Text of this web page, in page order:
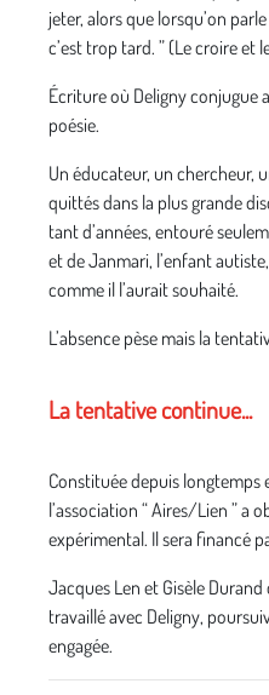
jeter, alors que lorsqu’on
c’est trop tard. ” (Le croire et
Écriture où Deligny conjugue
poésie.
Un éducateur, un chercheur,
quittés dans la plus grande
tant d’années, entouré
et de Janmari, l’enfant
comme il l’aurait souhaité.
L’absence pèse mais la
La tentative continue...
Constituée depuis
l’association “ Aires/Lien ” a
expérimental. Il sera financé
Jacques Len et Gisèle
travaillé avec Deligny,
engagée.